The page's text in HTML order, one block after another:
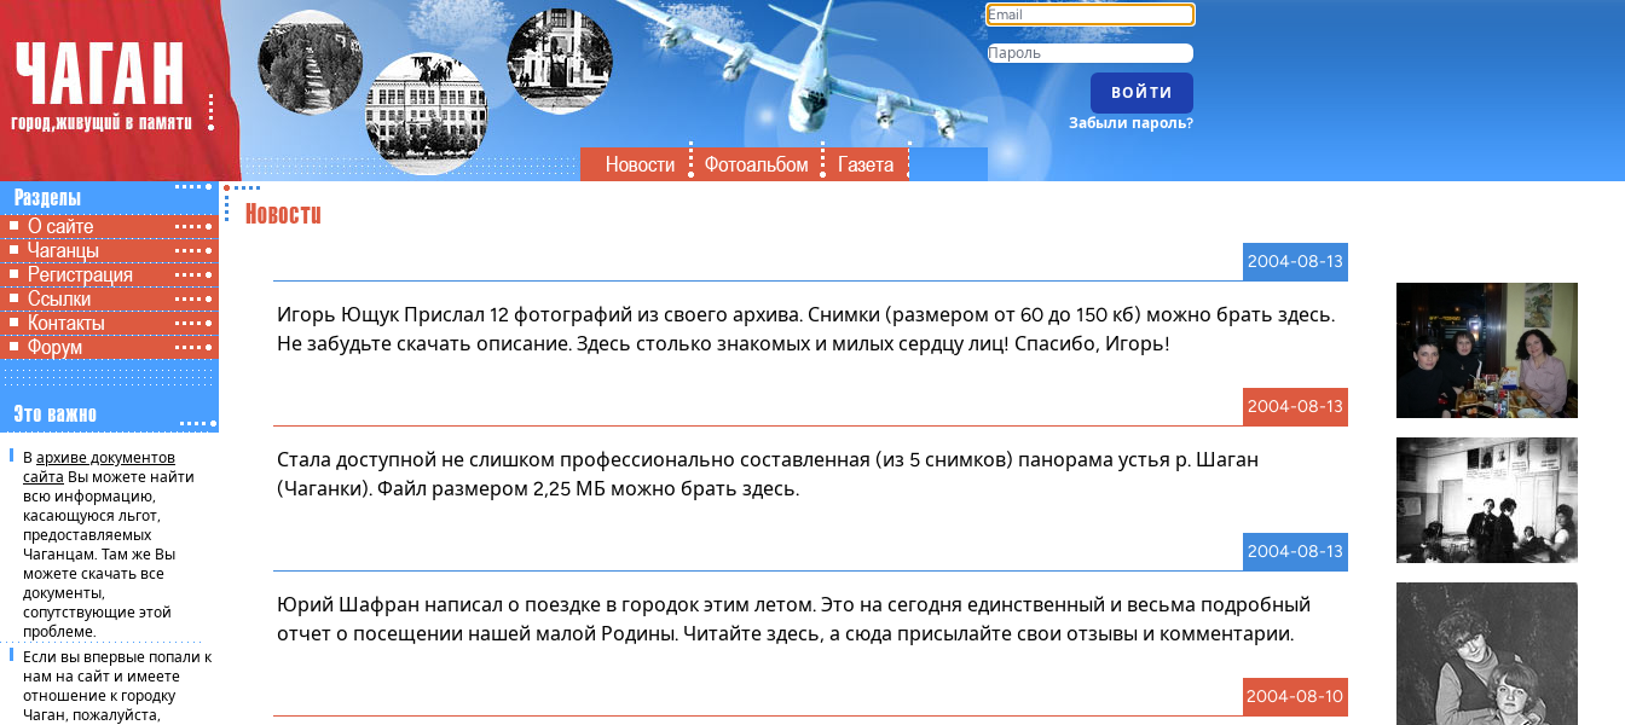
ВОЙТИ
Забыли пароль?
В архиве документов
сайта Вы можете найти
всю информацию,
касающуюся льгот,
предоставляемых
Чаганцам. Там же Вы
можете скачать все
документы,
сопутствующие этой
проблеме.
Если вы впервые попали к
нам на сайт и имеете
отношение к городку
Чаган, пожалуйста,
2004-08-13
Игорь Ющук Прислал 12 фотографий из своего архива. Снимки (размером от 60 до 150 кб) можно брать здесь.
Не забудьте скачать описание. Здесь столько знакомых и милых сердцу лиц! Спасибо, Игорь!
2004-08-13
Стала доступной не слишком профессионально составленная (из 5 снимков) панорама устья р. Шаган
(Чаганки). Файл размером 2,25 МБ можно брать здесь.
2004-08-13
Юрий Шафран написал о поездке в городок этим летом. Это на сегодня единственный и весьма подробный
отчет о посещении нашей малой Родины. Читайте здесь, а сюда присылайте свои отзывы и комментарии.
2004-08-10